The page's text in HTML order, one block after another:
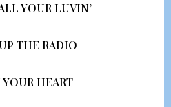
YOUR LUVIN’
THE RADIO
HEART